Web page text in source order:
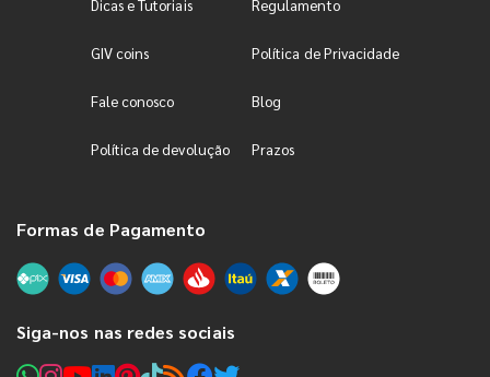
Dicas e Tutoriais Regulamento
GIV coins Política de Privacidade
Fale conosco Blog
Política de devolução Prazos
Formas de Pagamento
Siga-nos nas redes sociais